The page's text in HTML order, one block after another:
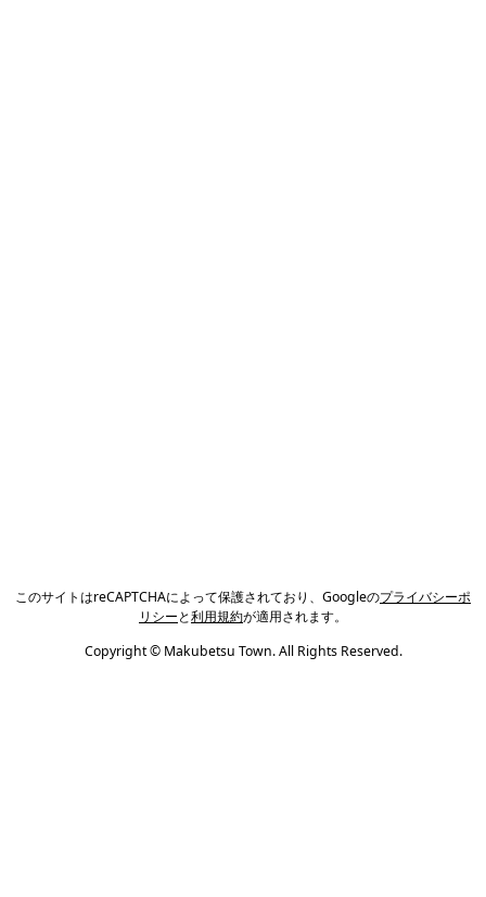
このサイトはreCAPTCHAによって保護されており、Googleのプライバシーポ
リシーと利用規約が適用されます。
Copyright © Makubetsu Town. All Rights Reserved.